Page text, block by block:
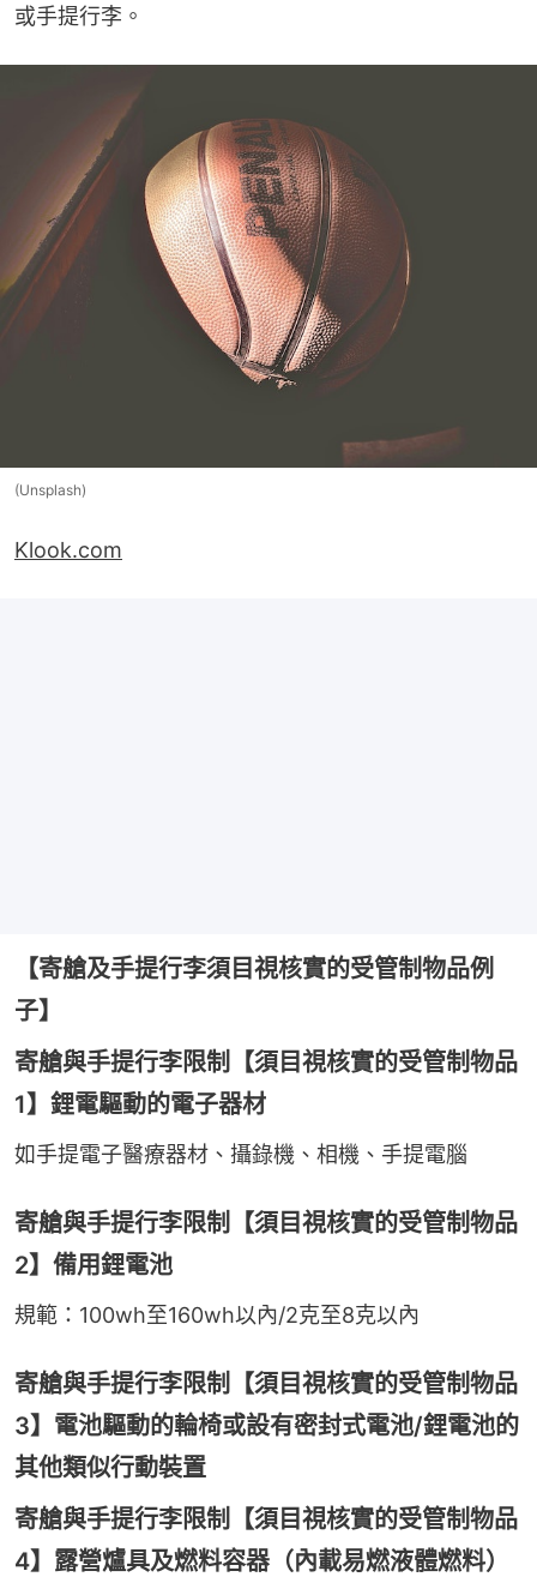
或手提行李。
(Unsplash)
Klook.com
【寄艙及手提行李須目視核實的受管制物品例
子】
寄艙與手提行李限制【須目視核實的受管制物品
1】鋰電驅動的電子器材
如手提電子醫療器材、攝錄機、相機、手提電腦
寄艙與手提行李限制【須目視核實的受管制物品
2】備用鋰電池
規範：100wh至160wh以內/2克至8克以內
寄艙與手提行李限制【須目視核實的受管制物品
3】電池驅動的輪椅或設有密封式電池/鋰電池的
其他類似行動裝置
寄艙與手提行李限制【須目視核實的受管制物品
4】露營爐具及燃料容器（內載易燃液體燃料）